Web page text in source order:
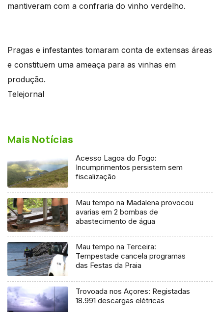
mantiveram com a confraria do vinho verdelho.
Pragas e infestantes tomaram conta de extensas áreas
e constituem uma ameaça para as vinhas em
produção.
Telejornal
Mais Notícias
Acesso Lagoa do Fogo:
Incumprimentos persistem sem
fiscalização
Mau tempo na Madalena provocou
avarias em 2 bombas de
abastecimento de água
Mau tempo na Terceira:
Tempestade cancela programas
das Festas da Praia
Trovoada nos Açores: Registadas
18.991 descargas elétricas